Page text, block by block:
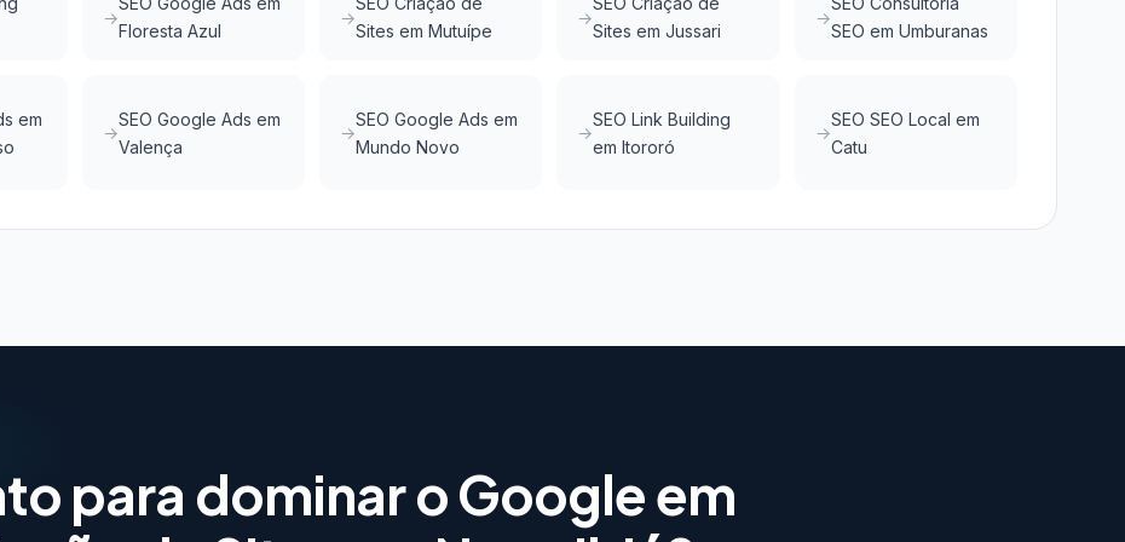
Floresta Azul
Sites em Mutuípe
Sites em Jussari
SEO em Umburanas
em
SEO Google Ads em
Valença
SEO Google Ads em
Mundo Novo
SEO Link Building
em Itororó
SEO SEO Local em
Catu
para dominar o Google em